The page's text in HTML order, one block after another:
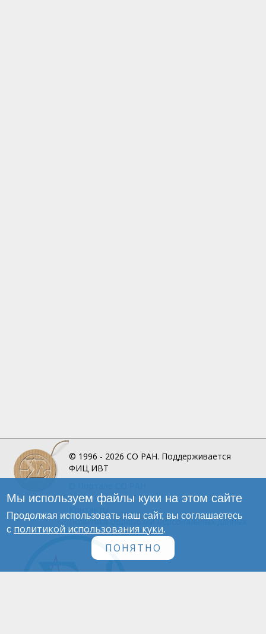
© 1996 - 2026 СО РАН. Поддерживается
ФИЦ ИВТ
Инфографика
Политика обработки персональных данных
Мы используем файлы куки на этом сайте
Продолжая использовать наш сайт, вы соглашаетесь
с политикой использования куки.
ПОНЯТНО